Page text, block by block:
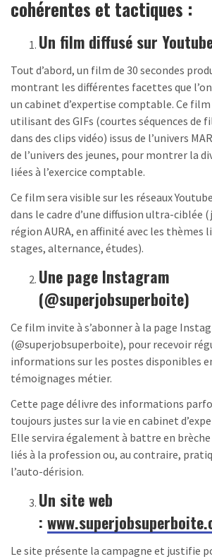
cohérentes et tactiques :
Un film diffusé sur
Tout d’abord, un film de 30 secondes
montrant les différentes facettes que
un cabinet d’expertise comptable. Ce
utilisant des GIFs (courtes séquences de
dans des clips vidéo) issus de l’univers
de l’univers des jeunes, pour montrer la
liées à l’exercice comptable.
Ce film sera visible sur les réseaux
dans le cadre d’une diffusion ultra-ciblée
région AURA, en affinité avec les thèmes
stages, alternance, études).
Une page Instagram
(@superjobsuperboite)
Ce film invite à s’abonner à la page
(@superjobsuperboite), pour recevoir
informations sur les postes disponibles
témoignages métier.
Cette page délivre des informations
toujours justes sur la vie en cabinet
Elle servira également à battre en
liés à la profession ou, au contraire,
l’auto-dérision.
Un site web
:
Le site présente la campagne et justifie